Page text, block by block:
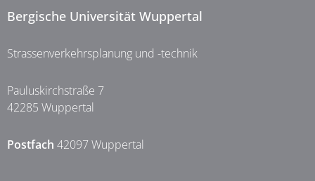
Bergische Universität Wuppertal
Strassenverkehrsplanung und -technik
Pauluskirchstraße 7
42285 Wuppertal
Postfach 42097 Wuppertal